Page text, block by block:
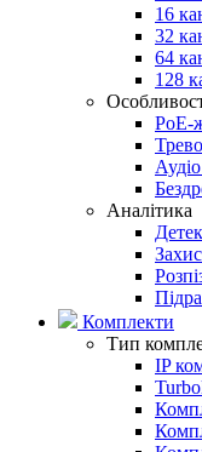
16
32
64
128
PoE-
Аналітика
Комплекти
Тип
IP